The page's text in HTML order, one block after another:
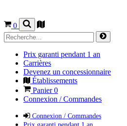
0
Prix garanti pendant 1 an
Carrières
Devenez un concessionnaire
Établissements
Panier0
Connexion / Commandes
Connexion / Commandes